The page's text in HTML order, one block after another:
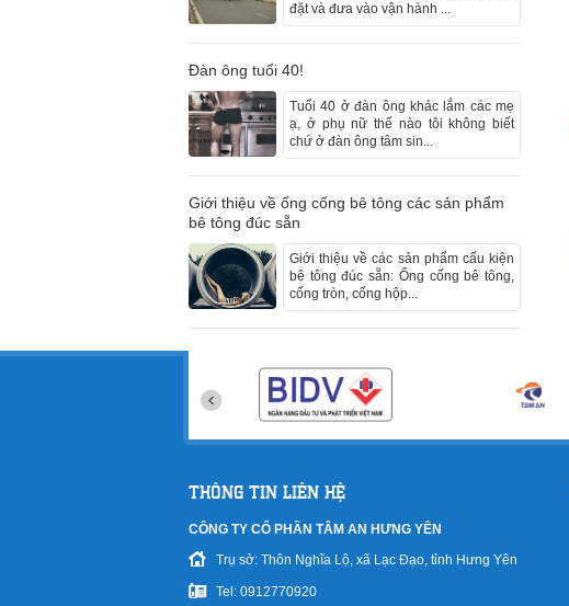
đặt và đưa vào vận hành ...
Đàn ông tuổi 40!
Tuổi 40 ở đàn ông khác lắm các mẹ
ạ, ở phụ nữ thế nào tôi không biết
chứ ở đàn ông tâm sin...
Giới thiệu về ống cống bê tông các sản phẩm
bê tông đúc sẵn
Giới thiệu về các sản phẩm cấu kiện
bê tông đúc sẵn: Ống cống bê tông,
cống tròn, cống hộp...
THÔNG TIN LIÊN HỆ
CÔNG TY CỔ PHẦN TÂM AN HƯNG YÊN
Trụ sở: Thôn Nghĩa Lộ, xã Lạc Đạo, tỉnh Hưng Yên
Tel: 0912770920